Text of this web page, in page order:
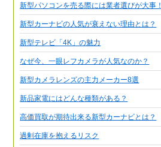
新型パソコンを売る際には業者選びが大事！
新型カーナビの人気が衰えない理由とは？
新型テレビ「4K」の魅力
なぜ今、一眼レフカメラが人気なのか？
新型カメラレンズの主力メーカー8選
新品家電にはどんな種類がある？
高価買取が期待出来る新型カーナビとは？
過剰在庫を抱えるリスク